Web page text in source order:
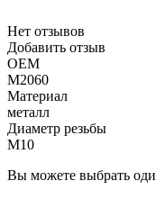
Нет отзывов
Добавить отзыв
OEM
M2060
Материал
металл
Диаметр резьбы
M10
Вы можете выбрать